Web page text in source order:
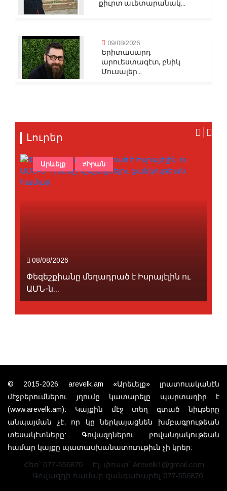
քիւրտ աւետարանակ...
09/08/2026
Երիտասարդ
արուեստագէտ, բնիկ
Մուսալեր...
Լուրեր
08/08/2026
Փեզեշքիանը մեղադրած է Իսրայէլին ու
ԱՄՆ-ն...
Արևելք #Իրան
© 2015-2026 arevelk.am «Արեւելք» լրատուականէն
մէջբերումներու յղումը կատարելը պարտադիր է
(www.arevelk.am): Կայքին մէջ տեղ գտած նիւթերը
անպայման չէ, որ կը ներկայացնեն խմբագրութեան
տեսակէտները: Գովազդներու բովանդակութեան
համար կայքը պատասխանատուութիւն չի կրեր:
Հեռ՝ 077-556870
Էլ. փոստ՝ Arevelk1@gmail.com
Գովազդի համար զանգահարել`077-556870